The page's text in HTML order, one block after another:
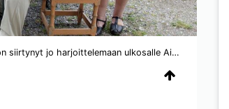
Peräseinäjoen Pennihäitten harrastajanäyttelijäporukka on siirtynyt jo harjoittelemaan ulkosalle Aisamäkeen. Ensimmäisen kerran tämä sakki kokoontui kesän näytelmän tiimoilta tammikuussa.